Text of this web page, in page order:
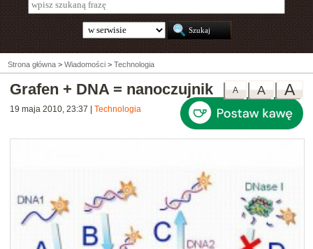
Strona główna > Wiadomości > Technologia
A
A
A
Grafen + DNA = nanoczujnik
19 maja 2010, 23:37 Technologia